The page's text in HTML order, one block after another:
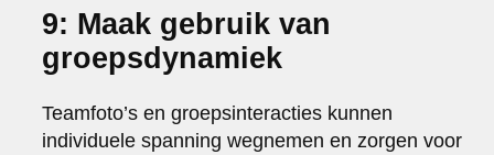
9: Maak gebruik van
groepsdynamiek
Teamfoto’s en groepsinteracties kunnen
individuele spanning wegnemen en zorgen voor